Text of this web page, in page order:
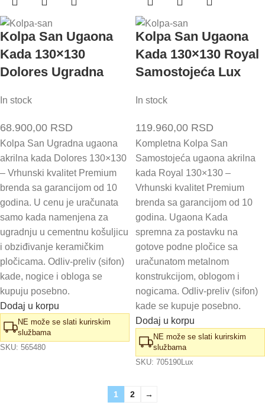
Kolpa San Ugaona
Kada 130×130
Dolores Ugradna
In stock
68.900,00 RSD
Kolpa San Ugradna ugaona
akrilna kada Dolores 130×130
– Vrhunski kvalitet Premium
brenda sa garancijom od 10
godina. U cenu je uračunata
samo kada namenjena za
ugradnju u cementnu košuljicu
i obziđivanje keramičkim
pločicama. Odliv-preliv (sifon)
kade, nogice i obloga se
kupuju posebno.
Dodaj u korpu
NE može se slati kurirskim
službama
SKU: 565480
Kolpa San Ugaona
Kada 130×130 Royal
Samostojeća Lux
In stock
119.960,00 RSD
Kompletna Kolpa San
Samostojeća ugaona akrilna
kada Royal 130×130 –
Vrhunski kvalitet Premium
brenda sa garancijom od 10
godina. Ugaona Kada
spremna za postavku na
gotove podne pločice sa
uračunatom metalnom
konstrukcijom, oblogom i
nogicama. Odliv-preliv (sifon)
kade se kupuje posebno.
Dodaj u korpu
NE može se slati kurirskim
službama
SKU: 705190Lux
1 2 →